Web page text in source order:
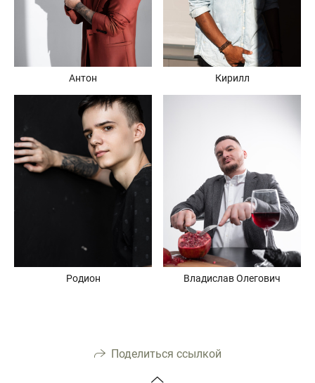
Антон Кирилл
Родион Владислав Олегович
Поделиться ссылкой